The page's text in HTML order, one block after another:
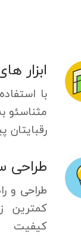
ابزار
با
مثناسئو
رقبایتان
طراحی
طراحی و
کمترین
کیفیت